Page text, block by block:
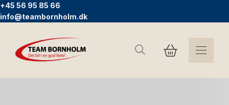
+45 56 95 85 66
info@teambornholm.dk
Search